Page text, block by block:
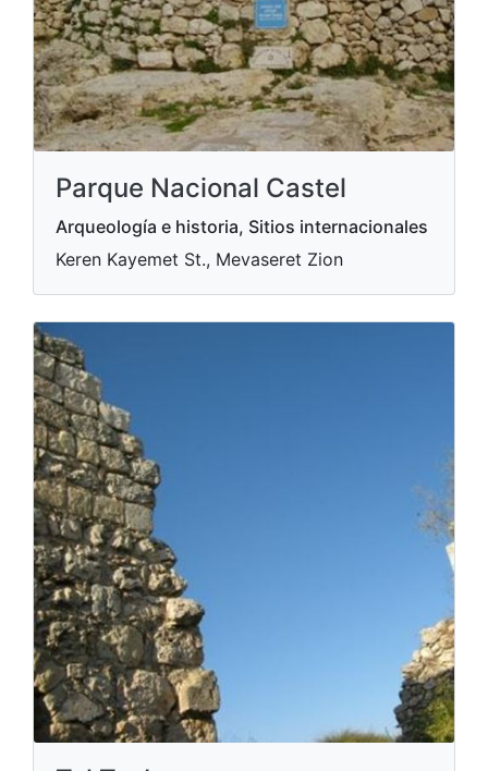
Parque Nacional Castel
Arqueología e historia, Sitios internacionales
Keren Kayemet St., Mevaseret Zion